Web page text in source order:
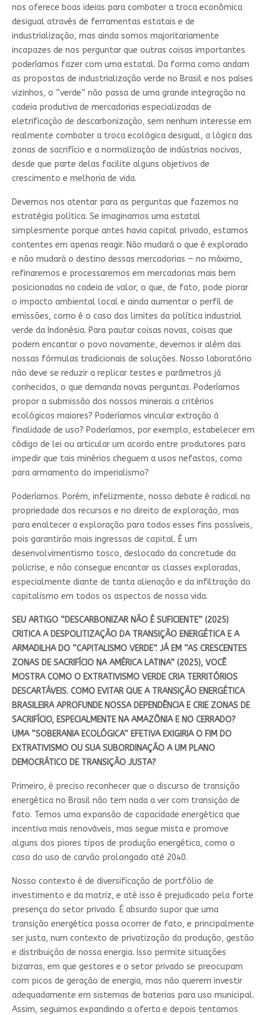
nos oferece boas ideias para combater a troca econômica
desigual através de ferramentas estatais e de
industrialização, mas ainda somos majoritariamente
incapazes de nos perguntar que outras coisas importantes
poderíamos fazer com uma estatal. Da forma como andam
as propostas de industrialização verde no Brasil e nos países
vizinhos, o “verde” não passa de uma grande integração na
cadeia produtiva de mercadorias especializadas de
eletrificação de descarbonização, sem nenhum interesse em
realmente combater a troca ecológica desigual, a lógica das
zonas de sacrifício e a normalização de indústrias nocivas,
desde que parte delas facilite alguns objetivos de
crescimento e melhoria de vida.
Devemos nos atentar para as perguntas que fazemos na
estratégia política. Se imaginamos uma estatal
simplesmente porque antes havia capital privado, estamos
contentes em apenas reagir. Não mudará o que é explorado
e não mudará o destino dessas mercadorias — no máximo,
refinaremos e processaremos em mercadorias mais bem
posicionadas na cadeia de valor, o que, de fato, pode piorar
o impacto ambiental local e ainda aumentar o perfil de
emissões, como é o caso dos limites da política industrial
verde da Indonésia. Para pautar coisas novas, coisas que
podem encantar o povo novamente, devemos ir além das
nossas fórmulas tradicionais de soluções. Nosso laboratório
não deve se reduzir a replicar testes e parâmetros já
conhecidos, o que demanda novas perguntas. Poderíamos
propor a submissão dos nossos minerais a critérios
ecológicos maiores? Poderíamos vincular extração à
finalidade de uso? Poderíamos, por exemplo, estabelecer em
código de lei ou articular um acordo entre produtores para
impedir que tais minérios cheguem a usos nefastos, como
para armamento do imperialismo?
Poderíamos. Porém, infelizmente, nosso debate é radical na
propriedade dos recursos e no direito de exploração, mas
para enaltecer a exploração para todos esses fins possíveis,
pois garantirão mais ingressos de capital. É um
desenvolvimentismo tosco, deslocado da concretude da
policrise, e não consegue encantar as classes exploradas,
especialmente diante de tanta alienação e da infiltração do
capitalismo em todos os aspectos de nossa vida.
SEU ARTIGO “DESCARBONIZAR NÃO É SUFICIENTE” (2025)
CRITICA A DESPOLITIZAÇÃO DA TRANSIÇÃO ENERGÉTICA E A
ARMADILHA DO “CAPITALISMO VERDE”. JÁ EM “AS CRESCENTES
ZONAS DE SACRIFÍCIO NA AMÉRICA LATINA” (2025), VOCÊ
MOSTRA COMO O EXTRATIVISMO VERDE CRIA TERRITÓRIOS
DESCARTÁVEIS. COMO EVITAR QUE A TRANSIÇÃO ENERGÉTICA
BRASILEIRA APROFUNDE NOSSA DEPENDÊNCIA E CRIE ZONAS DE
SACRIFÍCIO, ESPECIALMENTE NA AMAZÔNIA E NO CERRADO?
UMA “SOBERANIA ECOLÓGICA” EFETIVA EXIGIRIA O FIM DO
EXTRATIVISMO OU SUA SUBORDINAÇÃO A UM PLANO
DEMOCRÁTICO DE TRANSIÇÃO JUSTA?
Primeiro, é preciso reconhecer que o discurso de transição
energética no Brasil não tem nada a ver com transição de
fato. Temos uma expansão de capacidade energética que
incentiva mais renováveis, mas segue mista e promove
alguns dos piores tipos de produção energética, como o
caso do uso de carvão prolongado até 2040.
Nosso contexto é de diversificação de portfólio de
investimento e da matriz, e até isso é prejudicado pela forte
presença do setor privado. É absurdo supor que uma
transição energética possa ocorrer de fato, e principalmente
ser justa, num contexto de privatização da produção, gestão
e distribuição de nossa energia. Isso permite situações
bizarras, em que gestores e o setor privado se preocupam
com picos de geração de energia, mas não querem investir
adequadamente em sistemas de baterias para uso municipal.
Assim, seguimos expandindo a oferta e depois tentamos